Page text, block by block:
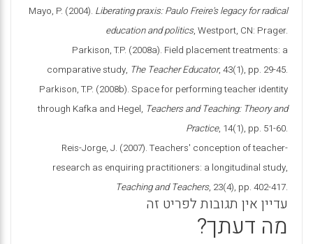
Mayo, P. (2004). Liberating praxis: Paulo Freire's legacy for radical
education and politics, Westport, CN: Prager.
Parkison, T.P. (2008a). Field placement treatments: a
comparative study, The Teacher Educator, 43(1), pp. 29-45.
Parkison, T.P. (2008b). Space for performing teacher identity
through Kafka and Hegel, Teachers and Teaching: Theory and
Practice, 14(1), pp. 51-60.
Reis-Jorge, J. (2007). Teachers' conception of teacher-
research as enquiring practitioners: a longitudinal study,
Teaching and Teachers, 23(4), pp. 402-417.
עדיין אין תגובות לפריט זה
מה דעתך?